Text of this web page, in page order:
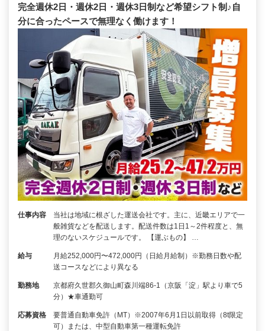
完全週休2日・週休2日・週休3日制など希望シフト制♪自
分に合ったペースで無理なく働けます！
仕事内容
当社は地域に根ざした運送会社です。主に、近畿エリアで一
般雑貨などを配送します。配送件数は1日1～2件程度と、無
理のないスケジュールです。 【運ぶもの】 …
給与
月給252,000円〜472,000円（日給月給制）※勤務日数や配
送コースなどにより異なる
勤務地
京都府久世郡久御山町森川端86-1（京阪「淀」駅より車で5
分）★車通勤可
応募資格
要普通自動車免許（MT）※2007年6月1日以前取得（8t限定
可）または、中型自動車第一種運転免許